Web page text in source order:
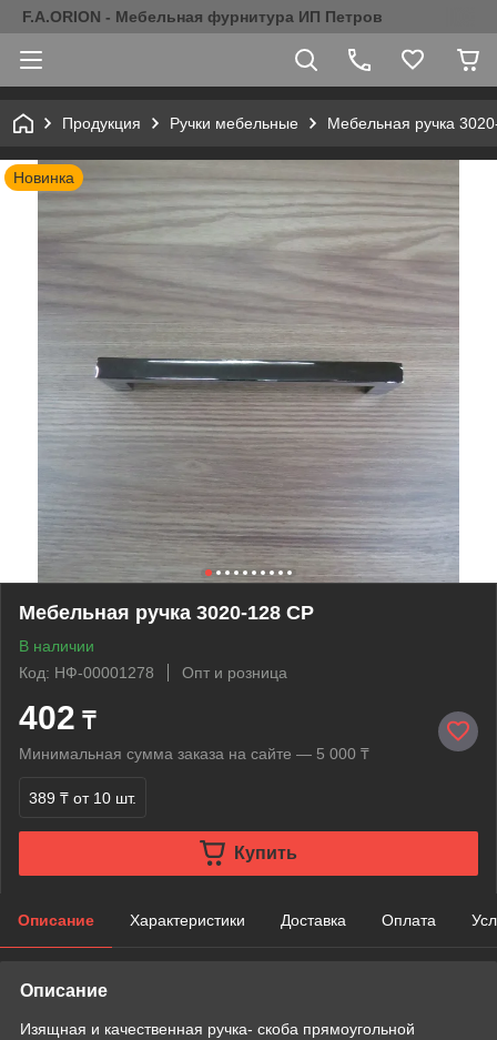
F.A.ORION - Мебельная фурнитура ИП Петров
Продукция Ручки мебельные Мебельная ручка
Новинка
Мебельная ручка 3020-128 СР
В наличии
Код: НФ-00001278
Опт и розница
402 ₸
Минимальная сумма заказа на сайте — 5 000 ₸
389 ₸ от 10 шт.
Купить
Описание Характеристики Доставка Оплата
Описание
Изящная и качественная ручка- скоба прямоугольной